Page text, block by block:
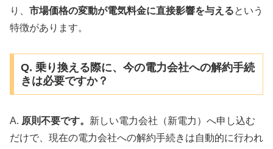
り、 市場価格の変動が電気料金に直接影響を与えるという
特徴があります。
Q. 乗り換える際に、今の電力会社への解約手続
きは必要ですか？
A. 原則不要です。 新しい電力会社（新電力）へ申し込む
だけで、現在の電力会社への解約手続きは自動的に行われ